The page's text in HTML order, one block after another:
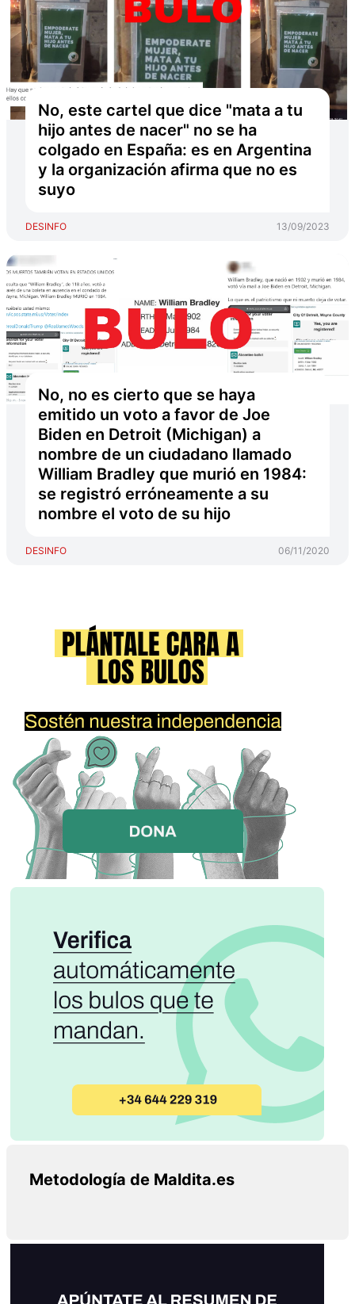
No, este cartel que dice "mata a tu
hijo antes de nacer" no se ha
colgado en España: es en Argentina
y la organización afirma que no es
suyo
DESINFO 13/09/2023
No, no es cierto que se haya
emitido un voto a favor de Joe
Biden en Detroit (Michigan) a
nombre de un ciudadano llamado
William Bradley que murió en 1984:
se registró erróneamente a su
nombre el voto de su hijo
DESINFO 06/11/2020
Metodología de Maldita.es